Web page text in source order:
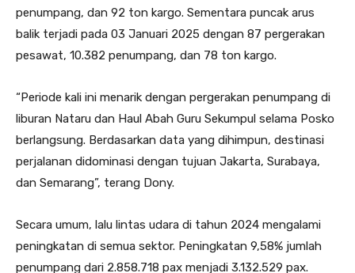
penumpang, dan 92 ton kargo. Sementara puncak arus
balik terjadi pada 03 Januari 2025 dengan 87 pergerakan
pesawat, 10.382 penumpang, dan 78 ton kargo.
“Periode kali ini menarik dengan pergerakan penumpang di
liburan Nataru dan Haul Abah Guru Sekumpul selama Posko
berlangsung. Berdasarkan data yang dihimpun, destinasi
perjalanan didominasi dengan tujuan Jakarta, Surabaya,
dan Semarang”, terang Dony.
Secara umum, lalu lintas udara di tahun 2024 mengalami
peningkatan di semua sektor. Peningkatan 9,58% jumlah
penumpang dari 2.858.718 pax menjadi 3.132.529 pax.